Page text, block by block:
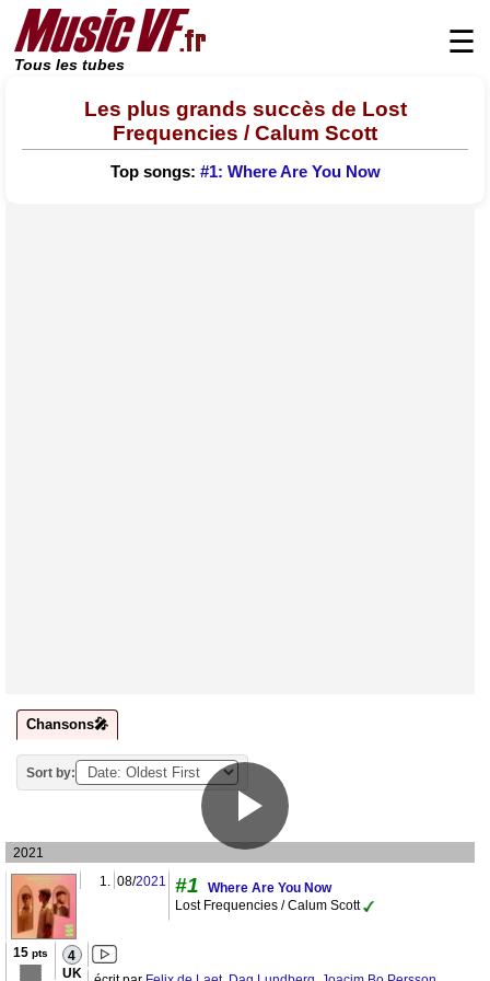
Tous les tubes
☰
Les plus grands succès de Lost
Frequencies / Calum Scott
Top songs: #1: Where Are You Now
Chansons🎤
Sort by:
2021
1. 08/2021 #1
Where Are You Now
Lost Frequencies / Calum Scott
15 pts 4
UK